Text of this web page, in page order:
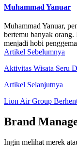
Muhammad Yanuar
Muhammad Yanuar,
bertemu banyak orang.
menjadi hobi
Artikel Sebelumnya
Aktivitas Wisata Seru
Artikel Selanjutnya
Lion Air Group
Brand
Ingin melihat merek